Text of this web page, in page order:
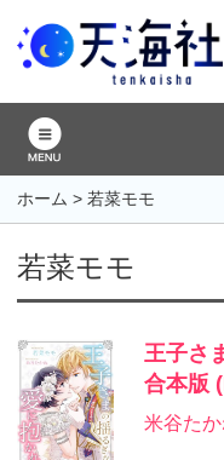
ホーム >若菜モモ
若菜モモ
王子さ
合本版
米谷たか